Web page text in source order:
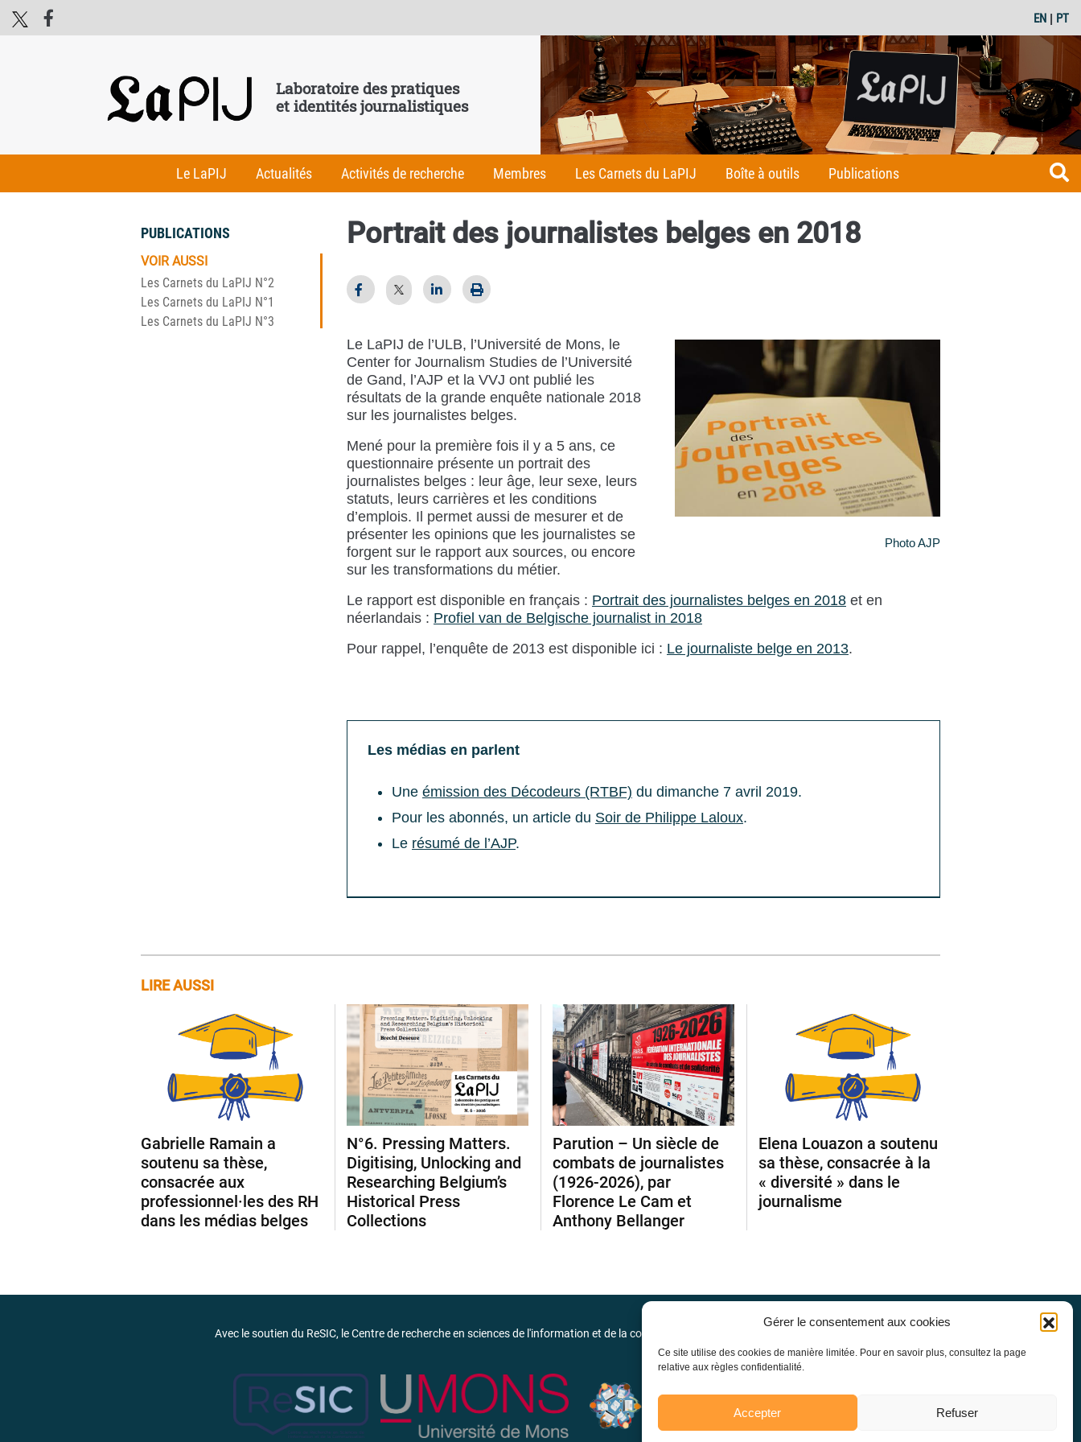
Gérer le consentement aux cookies
Ce site utilise des cookies de manière limitée. Pour en savoir plus, consultez la page
relative aux règles confidentialité.
Accepter Refuser
EN | PT
Laboratoire des pratiques
et identités journalistiques
Le LaPIJ Actualités Activités de recherche Membres Les Carnets du LaPIJ Boîte à outils Publications
PUBLICATIONS
VOIR AUSSI
Les Carnets du LaPIJ N°2
Les Carnets du LaPIJ N°1
Les Carnets du LaPIJ N°3
Portrait des journalistes belges en 2018
Photo AJP
Le LaPIJ de l’ULB, l’Université de Mons, le
Center for Journalism Studies de l’Université
de Gand, l’AJP et la VVJ ont publié les
résultats de la grande enquête nationale 2018
sur les journalistes belges.
Mené pour la première fois il y a 5 ans, ce
questionnaire présente un portrait des
journalistes belges : leur âge, leur sexe, leurs
statuts, leurs carrières et les conditions
d’emplois. Il permet aussi de mesurer et de
présenter les opinions que les journalistes se
forgent sur le rapport aux sources, ou encore
sur les transformations du métier.
Le rapport est disponible en français : Portrait des journalistes belges en 2018 et en
néerlandais : Profiel van de Belgische journalist in 2018
Pour rappel, l’enquête de 2013 est disponible ici : Le journaliste belge en 2013.
Les médias en parlent
Une émission des Décodeurs (RTBF) du dimanche 7 avril 2019.
Pour les abonnés, un article du Soir de Philippe Laloux.
Le résumé de l’AJP.
LIRE AUSSI
Gabrielle Ramain a
soutenu sa thèse,
consacrée aux
professionnel·les des RH
dans les médias belges
N°6. Pressing Matters.
Digitising, Unlocking and
Researching Belgium’s
Historical Press
Collections
Parution – Un siècle de
combats de journalistes
(1926-2026), par
Florence Le Cam et
Anthony Bellanger
Elena Louazon a soutenu
sa thèse, consacrée à la
« diversité » dans le
journalisme
Avec le soutien du ReSIC, le Centre de recherche en sciences de l'information et de la communication de l'Université Libre de Bruxelles